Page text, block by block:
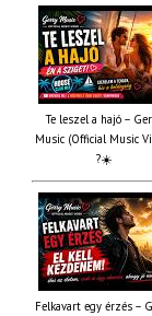
Te leszel a hajó –
Music (Official Music
?☀️
Felkavart egy érzés –